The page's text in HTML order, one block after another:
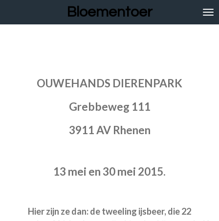
Bloementoer
OUWEHANDS DIERENPARK
Grebbeweg 111
3911 AV Rhenen
13 mei en 30 mei 2015.
Hier zijn ze dan: de tweeling ijsbeer, die 22